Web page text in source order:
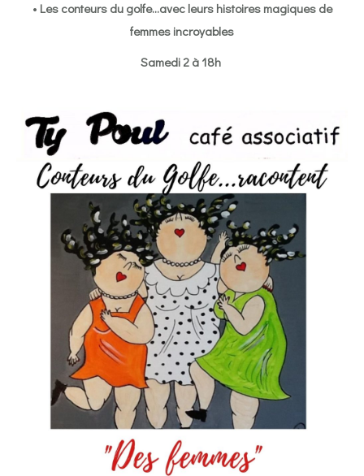
• Les conteurs du golfe…avec leurs histoires magiques de
femmes incroyables
Samedi 2 à 18h